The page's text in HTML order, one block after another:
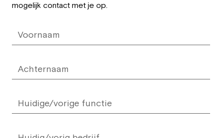
field
mogelijk contact met je op.